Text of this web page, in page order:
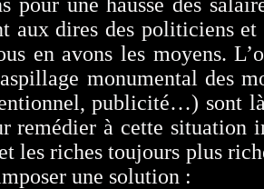
aux dires des politiciens
en avons les moyens.
monumental des
publicité…) sont
remédier à cette situation
les riches toujours plus
une solution :